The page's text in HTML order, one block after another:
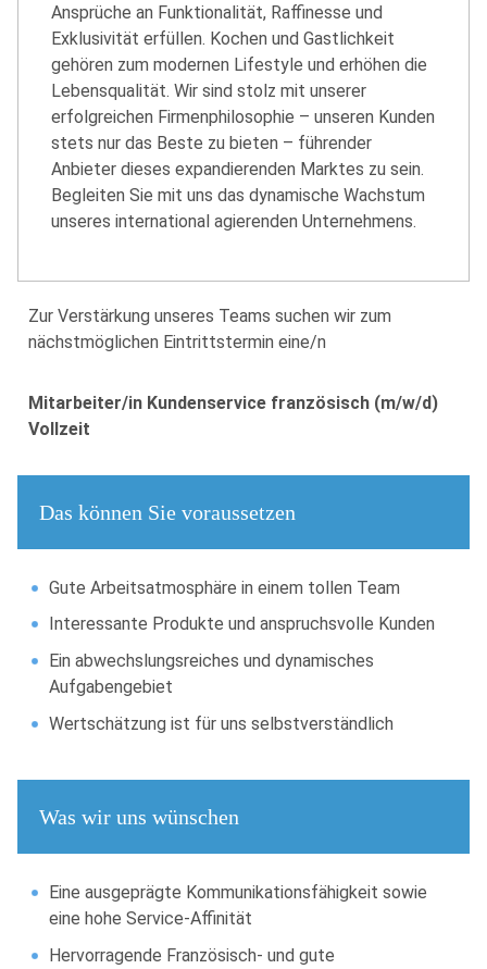
Ansprüche an Funktionalität, Raffinesse und
Exklusivität erfüllen. Kochen und Gastlichkeit
gehören zum modernen Lifestyle und erhöhen die
Lebensqualität. Wir sind stolz mit unserer
erfolgreichen Firmenphilosophie – unseren Kunden
stets nur das Beste zu bieten – führender
Anbieter dieses expandierenden Marktes zu sein.
Begleiten Sie mit uns das dynamische Wachstum
unseres international agierenden Unternehmens.
Zur Verstärkung unseres Teams suchen wir zum
nächstmöglichen Eintrittstermin eine/n
Mitarbeiter/in Kundenservice französisch (m/w/d)
Vollzeit
Das können Sie voraussetzen
Gute Arbeitsatmosphäre in einem tollen Team
Interessante Produkte und anspruchsvolle Kunden
Ein abwechslungsreiches und dynamisches
Aufgabengebiet
Wertschätzung ist für uns selbstverständlich
Was wir uns wünschen
Eine ausgeprägte Kommunikationsfähigkeit sowie
eine hohe Service-Affinität
Hervorragende Französisch- und gute